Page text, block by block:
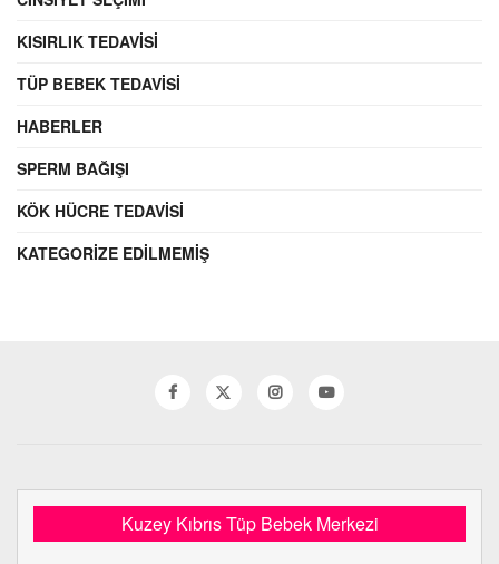
KISIRLIK TEDAVISI
TÜP BEBEK TEDAVISI
HABERLER
SPERM BAĞIŞI
KÖK HÜCRE TEDAVISI
KATEGORIZE EDILMEMIŞ
Kuzey Kıbrıs Tüp Bebek Merkezi